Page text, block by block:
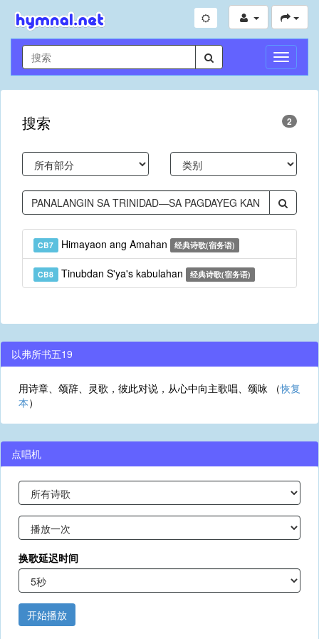
切
换
导
搜索 2
CB7 Himayaon ang Amahan 经典诗歌(宿务语)
CB8 Tinubdan S'ya's kabulahan 经典诗歌(宿务语)
以弗所书五19
用诗章、颂辞、灵歌，彼此对说，从心中向主歌唱、颂咏 （恢复
本）
点唱机
换歌延迟时间
开始播放